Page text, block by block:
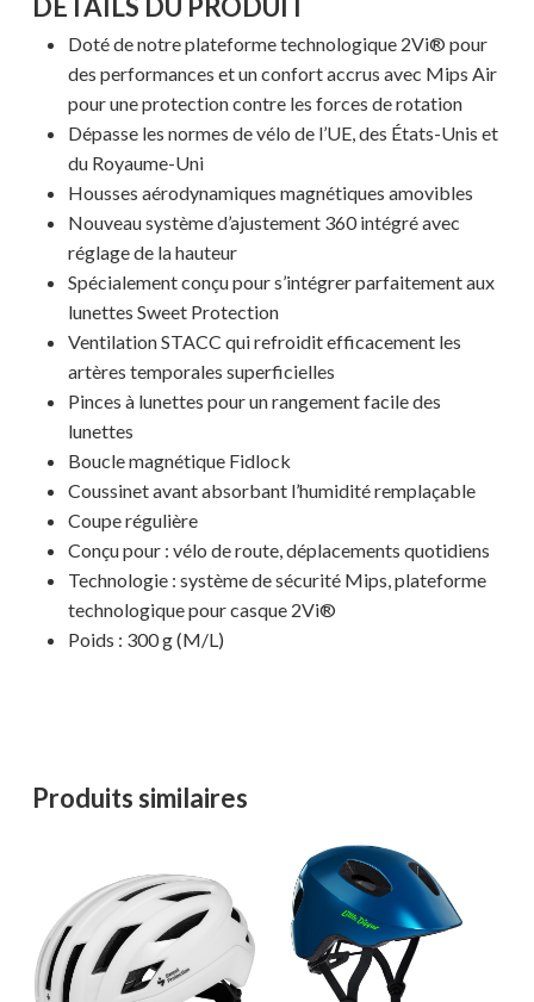
Votre panier est vide.
MAGASINER EN LIGNE
DÉTAILS DU PRODUIT
Doté de notre plateforme technologique 2Vi® pour
des performances et un confort accrus avec Mips Air
pour une protection contre les forces de rotation
Dépasse les normes de vélo de l’UE, des États-Unis et
du Royaume-Uni
Housses aérodynamiques magnétiques amovibles
Nouveau système d’ajustement 360 intégré avec
réglage de la hauteur
Spécialement conçu pour s’intégrer parfaitement aux
lunettes Sweet Protection
Ventilation STACC qui refroidit efficacement les
artères temporales superficielles
Pinces à lunettes pour un rangement facile des
lunettes
Boucle magnétique Fidlock
Coussinet avant absorbant l’humidité remplaçable
Coupe régulière
Conçu pour : vélo de route, déplacements quotidiens
Technologie : système de sécurité Mips, plateforme
technologique pour casque 2Vi®
Poids : 300 g (M/L)
Produits similaires